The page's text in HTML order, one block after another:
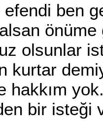
ben
olsunlar
kurtar
hakkım
bir isteği